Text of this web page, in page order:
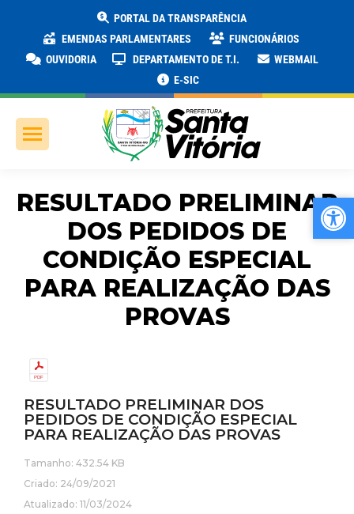
PORTAL DA TRANSPARÊNCIA
EMENDAS PARLAMENTARES
FUNCIONÁRIOS
OUVIDORIA
DEPARTAMENTO DE T.I.
WEBMAIL
E-SIC
RESULTADO PRELIMINAR
DOS PEDIDOS DE
CONDIÇÃO ESPECIAL
PARA REALIZAÇÃO DAS
PROVAS
RESULTADO PRELIMINAR DOS
PEDIDOS DE CONDIÇÃO ESPECIAL
PARA REALIZAÇÃO DAS PROVAS
Tamanho: 432.54 KB
Criado: 24/09/2021
Atualizado: 11/03/2024